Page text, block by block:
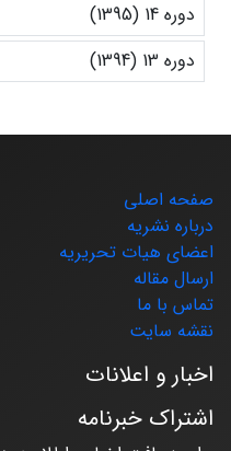
دوره 14 (1395)
دوره 13 (1394)
صفحه اصلی
درباره نشریه
اعضای هیات تحریریه
ارسال مقاله
تماس با ما
نقشه سایت
اخبار و اعلانات
اشتراک خبرنامه